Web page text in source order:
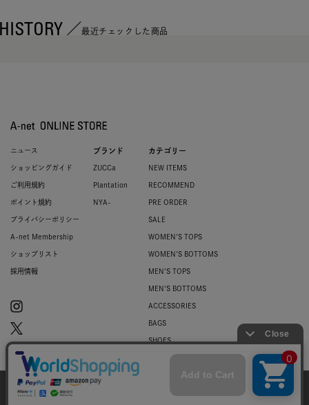
最近チェックした商品
ニュース
ショッピングガイド
ご利用規約
ポイント規約
プライバシーポリシー
A-net Membership
ショップリスト
採用情報
ブランド
ZUCCa
Plantation
NYA-
カテゴリー
NEW ITEMS
RECOMMEND
PRE ORDER
SALE
WOMEN'S TOPS
WOMEN'S BOTTOMS
MEN'S TOPS
MEN'S BOTTOMS
ACCESSORIES
BAGS
SHOES
ZUCCa LOGO
当サイトではお客様のウェブサイト体験を
より向上させる為にCookieを使用しており